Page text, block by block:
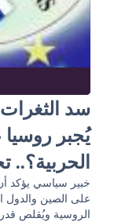
سد
يُجبر روسيا
الحربية؟..
خبير سياسي يؤكد
على الصين والدول
الروسية ويُقلص